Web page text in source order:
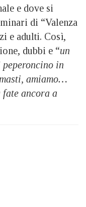
e dove si
di “Valenza
e adulti. Così,
dubbi e “un
in
amiamo…
fate ancora a